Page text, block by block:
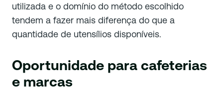
utilizada e o domínio do método escolhido
tendem a fazer mais diferença do que a
quantidade de utensílios disponíveis.
Oportunidade para cafeterias
e marcas